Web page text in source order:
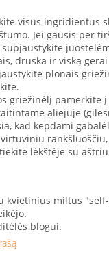
visus ingridientus
Jei gausis per
druska ir viską
plonais
griežinėlį
aliejuje
kad kepdami
lėkštėje su
kvietinius miltus
blogui.